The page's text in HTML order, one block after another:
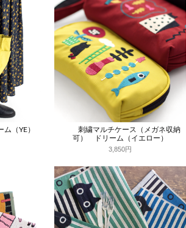
（YE）
刺繍マルチケース（メガネ収納
可） ドリーム（イエロー）
3,850円